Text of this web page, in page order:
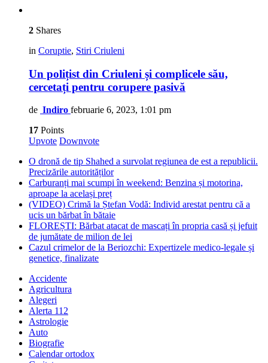
2 Shares
in Coruptie, Stiri Criuleni
Un polițist din Criuleni și complicele său,
cercetați pentru corupere pasivă
de Indiro februarie 6, 2023, 1:01 pm
17 Points
Upvote Downvote
O dronă de tip Shahed a survolat regiunea de est a republicii.
Precizările autorităților
Carburanți mai scumpi în weekend: Benzina și motorina,
aproape la același preț
(VIDEO) Crimă la Ștefan Vodă: Individ arestat pentru că a
ucis un bărbat în bătaie
FLOREȘTI: Bărbat atacat de mascați în propria casă și jefuit
de jumătate de milion de lei
Cazul crimelor de la Beriozchi: Expertizele medico-legale și
genetice, finalizate
Accidente
Agricultura
Alegeri
Alerta 112
Astrologie
Auto
Biografie
Calendar ortodox